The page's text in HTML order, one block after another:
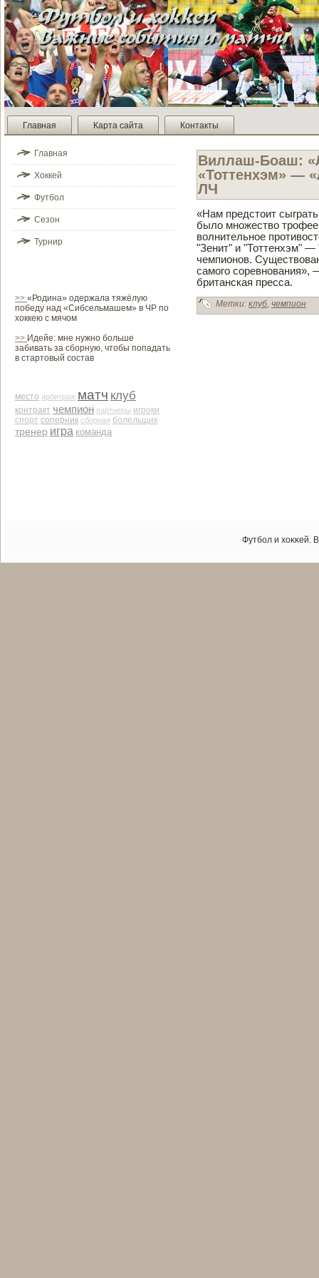
Главная Карта сайта Контакты
Главная
Хоккей
Футбол
Сезон
Турнир
>> «Родина» одержала тяжёлую
победу над «Сибсельмашем» в ЧР по
хоккею с мячом
>> Идейе: мне нужно больше
забивать за сборную, чтобы попадать
в стартовый состав
место арби­траж матч клуб
контракт чемпион партнеры игроки
спорт соперник сборная болельщик
тренер игра команда
Виллаш-Боаш:
«Тоттенхэм» —
ЛЧ
«Нам предстоит
было множество
волнительное
"Зенит" и "Тоттенхэм"
чемпионов.
самого соревнования»,
британская пресса.
Метки: клуб, чемпион
Футбол и хоκκей.